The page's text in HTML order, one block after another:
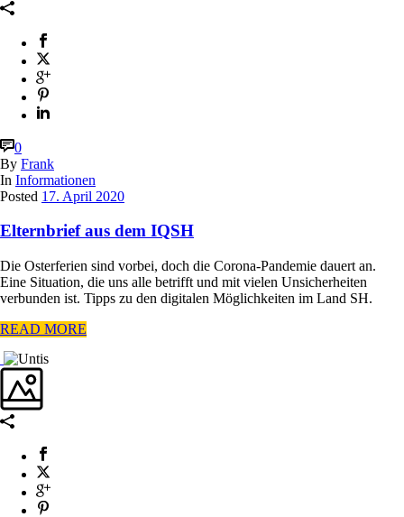
0
By Frank
In Informationen
Posted 17. April 2020
Elternbrief aus dem IQSH
Die Osterferien sind vorbei, doch die Corona-Pandemie dauert an.
Eine Situation, die uns alle betrifft und mit vielen Unsicherheiten
verbunden ist. Tipps zu den digitalen Möglichkeiten im Land SH.
READ MORE